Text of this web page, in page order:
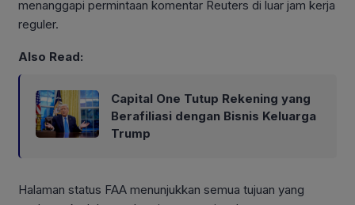
menanggapi permintaan komentar Reuters di luar jam kerja
reguler.
Also Read:
Capital One Tutup Rekening yang
Berafiliasi dengan Bisnis Keluarga
Trump
Halaman status FAA menunjukkan semua tujuan yang